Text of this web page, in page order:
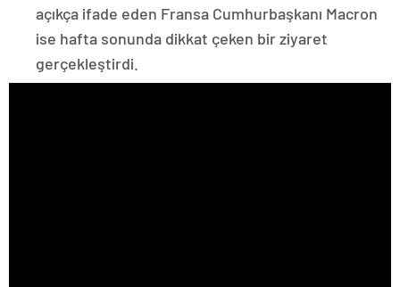
açıkça ifade eden Fransa Cumhurbaşkanı Macron
ise hafta sonunda dikkat çeken bir ziyaret
gerçekleştirdi.